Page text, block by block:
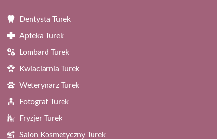
Dentysta Turek
Apteka Turek
Lombard Turek
Kwiaciarnia Turek
Weterynarz Turek
Fotograf Turek
Fryzjer Turek
Salon Kosmetyczny Turek